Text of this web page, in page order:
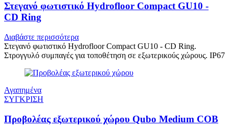
Στεγανό φωτιστικό Hydrofloor Compact GU10 -
CD Ring
Διαβάστε περισσότερα
Στεγανό φωτιστικό Hydrofloor Compact GU10 - CD Ring.
Στρογγυλό συμπαγές για τοποθέτηση σε εξωτερικούς χώρους. IP67
Αγαπημένα
ΣΥΓΚΡΙΣΗ
Προβολέας εξωτερικού χώρου Qubo Medium COB